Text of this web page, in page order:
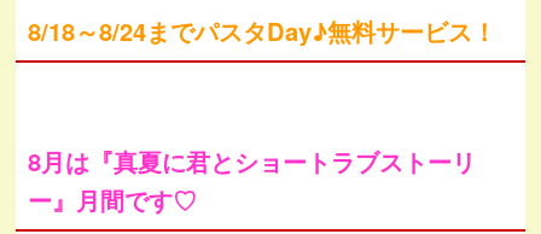
8/18～8/24までパスタDay♪無料サービス！
8月は『真夏に君とショートラブストーリ
ー』月間です♡